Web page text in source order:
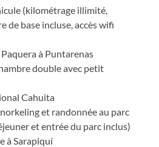
(kilométrage illimité,
de base incluse, accès wifi
à Puntarenas
double avec petit
Cahuita
et randonnée au parc
et entrée du parc inclus)
à Sarapiquí